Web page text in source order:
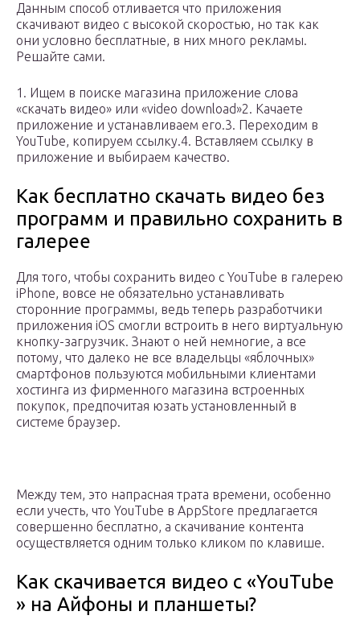
Данным способ отливается что приложения
скачивают видео с высокой скоростью, но так как
они условно бесплатные, в них много рекламы.
Решайте сами.
1. Ищем в поиске магазина приложение слова
«скачать видео» или «video download»2. Качаете
приложение и устанавливаем его.3. Переходим в
YouTube, копируем ссылку.4. Вставляем ссылку в
приложение и выбираем качество.
Как бесплатно скачать видео без
программ и правильно сохранить в
галерее
Для того, чтобы сохранить видео с YouTube в галерею
iPhone, вовсе не обязательно устанавливать
сторонние программы, ведь теперь разработчики
приложения iOS смогли встроить в него виртуальную
кнопку-загрузчик. Знают о ней немногие, а все
потому, что далеко не все владельцы «яблочных»
смартфонов пользуются мобильными клиентами
хостинга из фирменного магазина встроенных
покупок, предпочитая юзать установленный в
системе браузер.
Между тем, это напрасная трата времени, особенно
если учесть, что YouTube в AppStore предлагается
совершенно бесплатно, а скачивание контента
осуществляется одним только кликом по клавише.
Как скачивается видео с «YouTube
» на Айфоны и планшеты?